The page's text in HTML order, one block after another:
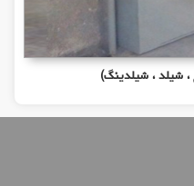
شیلد ، شیلدینگ)